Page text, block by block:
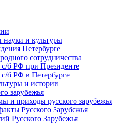
науки и культуры
Петербурге
сотрудничества
с/б РФ при Президенте
с/б РФ в Петербурге
и истории
зарубежья
и приходы русского зарубежья
Русского Зарубежья
Русского Зарубежья